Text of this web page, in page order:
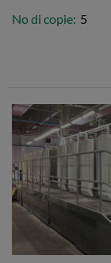
No di copie: 5